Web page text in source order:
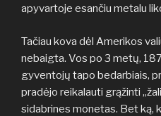
apyvartoje esančiu metalu
Tačiau kova dėl Amerikos
nebaigta. Vos po 3 metų,
gyventojų tapo bedarbiais,
pradėjo reikalauti grąžinti
sidabrines monetas. Bet ką,